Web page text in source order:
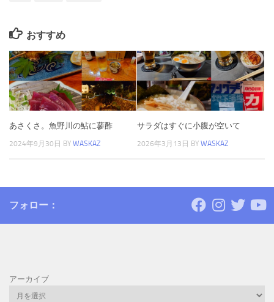
おすすめ
あさくさ。魚野川の鮎に蓼酢
2024年9月30日 BY WASKAZ
サラダはすぐに小腹が空いて
2026年3月13日 BY WASKAZ
フォロー：
アーカイブ